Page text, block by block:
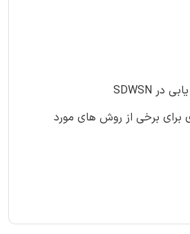
برخی از روش های مورد